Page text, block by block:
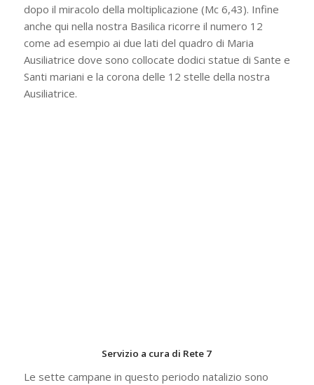
dopo il miracolo della moltiplicazione (Mc 6,43). Infine
anche qui nella nostra Basilica ricorre il numero 12
come ad esempio ai due lati del quadro di Maria
Ausiliatrice dove sono collocate dodici statue di Sante e
Santi mariani e la corona delle 12 stelle della nostra
Ausiliatrice.
Servizio a cura di Rete 7
Le sette campane in questo periodo natalizio sono